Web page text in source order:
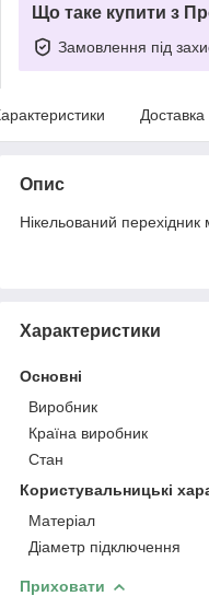
Що таке купити з
Замовлення під
Доставка
Опис
Нікельований
Характеристики
Основні
Виробник
Країна виробник
Стан
Користувальницькі
Матеріал
Діаметр підключення
Приховати